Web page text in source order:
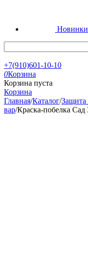
Новинки
+7(910)601-10-10
0Корзина
Корзина пуста
Корзина
Главная/Каталог/Защита
вар/Краска-побелка Сад